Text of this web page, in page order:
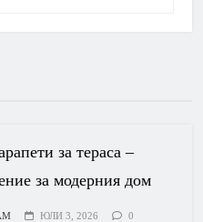
за тераса –
за модерния дом
ЮЛИ 3, 2026 0